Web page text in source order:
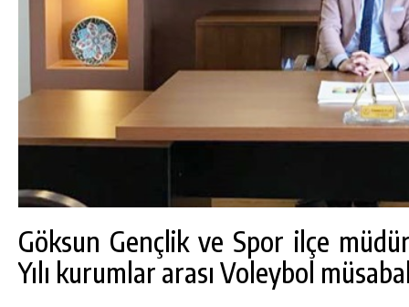
Göksun Gençlik ve Spor ilçe
Yılı kurumlar arası Voleybol